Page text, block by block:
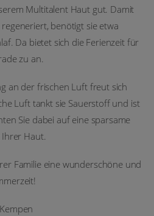
Multitalent Haut gut. Damit
benötigt sie etwa
Da bietet sich die Ferienzeit für
zu an.
an der frischen Luft freut sich
Luft tankt sie Sauerstoff und ist
Sie dabei auf eine sparsame
Haut.
Familie eine wunderschöne und